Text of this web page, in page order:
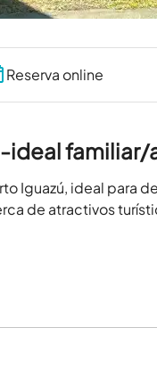
Reserva online
ideal
Iguazú, ideal para
de atractivos